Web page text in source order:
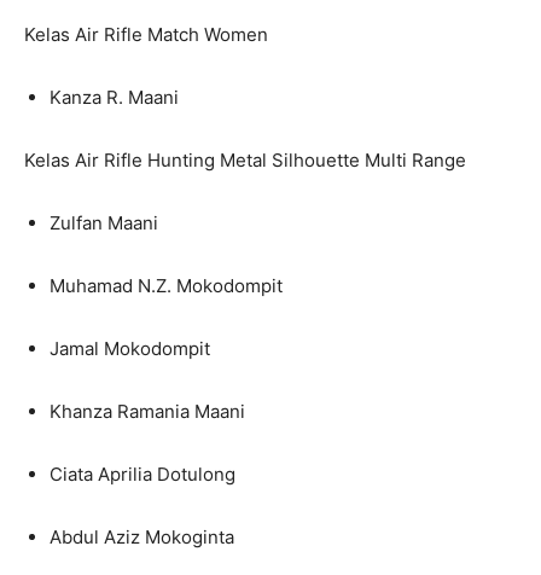
Kelas Air Rifle Match Women
Kanza R. Maani
Kelas Air Rifle Hunting Metal Silhouette Multi Range
Zulfan Maani
Muhamad N.Z. Mokodompit
Jamal Mokodompit
Khanza Ramania Maani
Ciata Aprilia Dotulong
Abdul Aziz Mokoginta